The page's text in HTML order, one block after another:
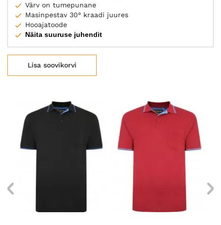
Värv on tumepunane
Masinpestav 30° kraadi juures
Hooajatoode
Näita suuruse juhendit
Lisa soovikorvi